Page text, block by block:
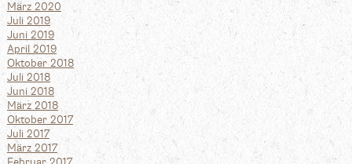
März 2020
Juli 2019
Juni 2019
April 2019
Oktober 2018
Juli 2018
Juni 2018
März 2018
Oktober 2017
Juli 2017
März 2017